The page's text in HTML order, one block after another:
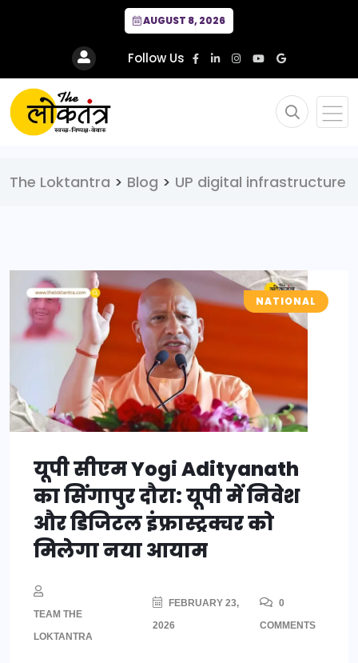
AUGUST 8, 2026
Follow Us
The Loktantra > Blog > UP digital infrastructure
NATIONAL
यूपी सीएम Yogi Adityanath
का सिंगापुर दौरा: यूपी में निवेश
और डिजिटल इंफ्रास्ट्रक्चर को
मिलेगा नया आयाम
TEAM THE
LOKTANTRA
FEBRUARY 23,
2026
0
COMMENTS